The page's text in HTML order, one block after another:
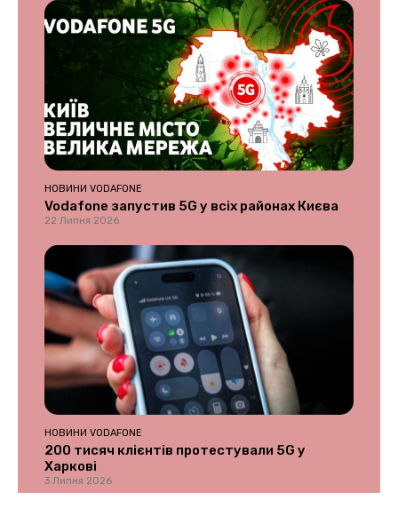
НОВИНИ VODAFONE
Vodafone запустив 5G у всіх районах Києва
22 Липня 2026
НОВИНИ VODAFONE
200 тисяч клієнтів протестували 5G у
Харкові
3 Липня 2026